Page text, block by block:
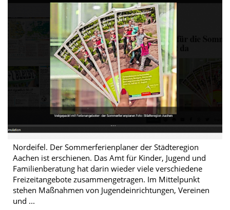
Nordeifel. Der Sommerferienplaner der Städteregion
Aachen ist erschienen. Das Amt für Kinder, Jugend und
Familienberatung hat darin wieder viele verschiedene
Freizeitangebote zusammengetragen. Im Mittelpunkt
stehen Maßnahmen von Jugendeinrichtungen, Vereinen
und ...